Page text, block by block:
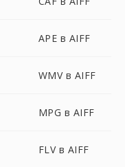
APE в AIFF
WMV в AIFF
MPG в AIFF
FLV в AIFF